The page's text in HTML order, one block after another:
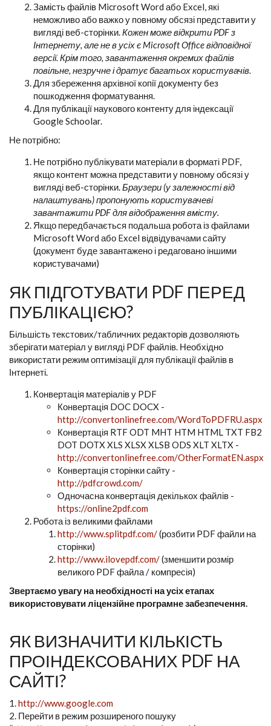
Замість файлів Microsoft Word або Excel, які
неможливо або важко у повному обсязі представити у
вигляді веб-сторінки.Кожен може відкрити PDF з
Інтернету, але не в усіх є Microsoft Office відповідної
версії. Крім того, завантаження окремих файлів
повільне, незручне і дратує багатьох користувачів.
Для збереження архівної копії документу без
пошкодження форматування.
Для публікації наукового контенту для індексації
Google Schoolar.
Не потрібно:
Не потрібно публікувати матеріали в форматі PDF,
якщо контент можна представити у повному обсязі у
вигляді веб-сторінки.Браузери (у залежності від
налаштувань) пропонують користувачеві
завантажити PDF для відображення вмісту.
Якщо передбачається подальша робота із файлами
Microsoft Word або Excel відвідувачами сайту
(документ буде завантажено і редаговано іншими
користувачами)
ЯК ПІДГОТУВАТИ PDF ПЕРЕД
ПУБЛІКАЦІЄЮ?
Більшість текстових/табличних редакторів дозволяють
зберігати матеріал у вигляді PDF файлів. Необхідно
використати режим оптимізації для публікації файлів в
Інтернеті.
Конвертація матеріалів у PDF
Конвертація DOC DOCX -
http://convertonlinefree.com/WordToPDFRU.aspx
Конвертація RTF ODT MHT HTM HTML TXT FB2
DOT DOTX XLS XLSX XLSB ODS XLT XLTX -
http://convertonlinefree.com/OtherFormatEN.aspx
Конвертація сторінки сайту -
http://pdfcrowd.com/
Одночасна конвертація декількох файлів -
https://online2pdf.com
Робота із великими файлами
http://www.splitpdf.com/(розбити PDF файли на
сторінки)
http://www.ilovepdf.com/(зменшити розмір
великого PDF файла / компресія)
Звертаємо увагу на необхідності на усіх етапах
використовувати ліцензійне програмне забезпечення.
ЯК ВИЗНАЧИТИ КІЛЬКІСТЬ
ПРОІНДЕКСОВАНИХ PDF НА
САЙТІ?
1.http://www.google.com
2. Перейти в режим розширеного пошуку